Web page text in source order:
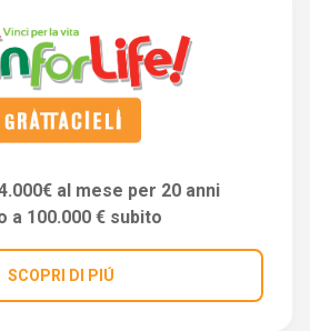
al mese per 20 anni
a 100.000 € subito
SCOPRI DI PIÚ